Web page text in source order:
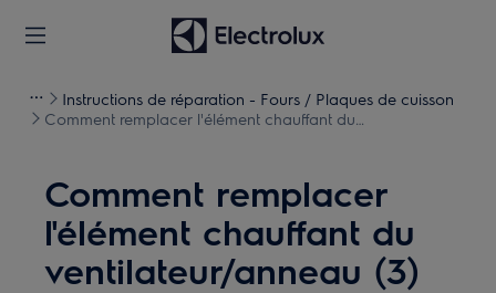
Instructions de réparation - Fours / Plaques de cuisson
Comment remplacer l'élément chauffant du
Comment remplacer
l'élément chauffant du
ventilateur/anneau (3)